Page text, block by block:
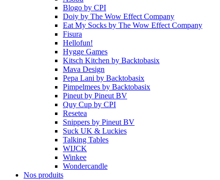
Blogo by CPI
Doiy by The Wow Effect Company
Eat My Socks by The Wow Effect Company
Fisura
Hellofun!
Hygge Games
Kitsch Kitchen by Backtobasix
Mava Design
Pepa Lani by Backtobasix
Pimpelmees by Backtobasix
Pineut by Pineut BV
Quy Cup by CPI
Resetea
Snippers by Pineut BV
Suck UK & Luckies
Talking Tables
WIJCK
Winkee
Wondercandle
Nos produits